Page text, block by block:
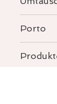
Porto
kostenlos